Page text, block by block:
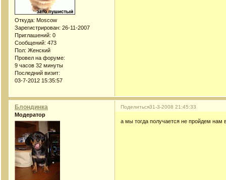
Откуда: Moscow
Зарегистрирован: 26-11-2007
Приглашений: 0
Сообщений: 473
Пол: Женский
Провел на форуме:
9 часов 32 минуты
Последний визит:
03-7-2012 15:35:57
Поделиться31-3-2008 21:45:33
Блондинка
Модератор
а мы тогда получается не пройдем